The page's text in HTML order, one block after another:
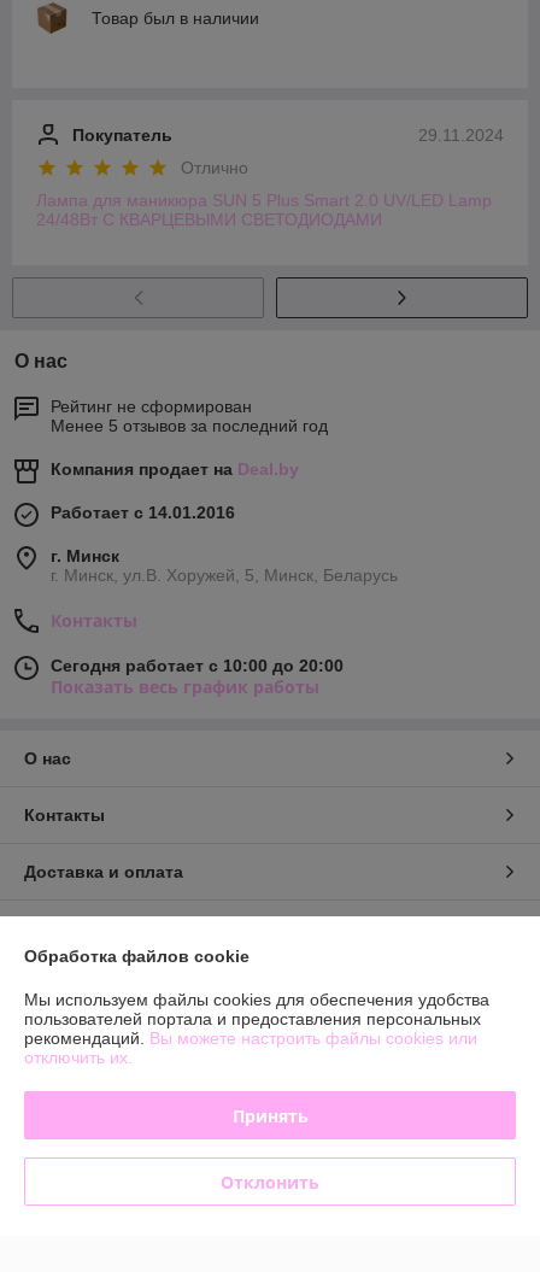
Товар был в наличии
29.11.2024
Покупатель
Отлично
Лампа для маникюра SUN 5 Plus Smart 2.0 UV/LED Lamp
24/48Вт С КВАРЦЕВЫМИ СВЕТОДИОДАМИ
О нас
Рейтинг не сформирован
Менее 5 отзывов за последний год
Компания продает на Deal.by
Работает с 14.01.2016
г. Минск
г. Минск, ул.В. Хоружей, 5, Минск, Беларусь
Контакты
Сегодня работает с 10:00 до 20:00
Показать весь график работы
О нас
Контакты
Доставка и оплата
Политика обработки cookies
Сайт создан на платформе Deal.by
Обработка файлов cookie
Мы используем файлы cookies для обеспечения удобства
пользователей портала и предоставления персональных
рекомендаций. Вы можете настроить файлы cookies или
отключить их.
Принять
Отклонить